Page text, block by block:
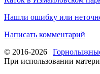
Нашли ошибку или
Написать комментарий
© 2016-2026 |
При использовании